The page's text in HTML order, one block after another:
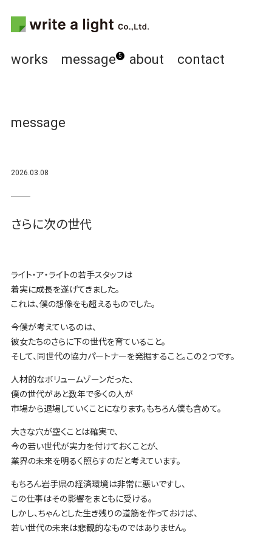
works message 5 about contact
message
2026.03.08
さらに次の世代
ライト・ア・ライトの若手スタッフは
着実に成長を遂げてきました。
これは、僕の想像をも超えるものでした。
今僕が考えているのは、
彼女たちのさらに下の世代を育ていること。
そして、同世代の協力パートナーを発掘すること。この２つです。
人材的なボリュームゾーンだった、
僕の世代があと数年で多くの人が
市場から退場していくことになります。もちろん僕も含めて。
大きな穴が空くことは確実で、
今の若い世代が実力を付けておくことが、
業界の未来を明るく照らすのだと考えています。
もちろん岩手県の経済環境は非常に悪いですし、
この仕事はその影響をまともに受ける。
しかし、ちゃんとした生き残りの道筋を作っておけば、
若い世代の未来は悲観的なものではありません。